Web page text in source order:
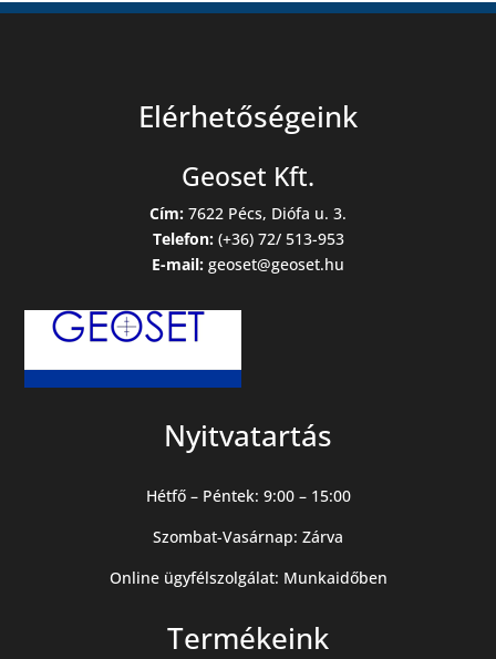
Elérhetőségeink
Geoset Kft.
Cím: 7622 Pécs, Diófa u. 3.
Telefon:(+36) 72/ 513-953
E-mail: geoset@geoset.hu
Nyitvatartás
Hétfő – Péntek: 9:00 – 15:00
Szombat-Vasárnap: Zárva
Online ügyfélszolgálat: Munkaidőben
Termékeink